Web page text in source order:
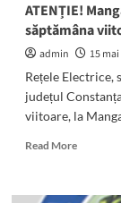
ATENȚIE!
săptămâna
admin
15
Rețele Electrice,
județul
viitoare, la
Read MoreRead